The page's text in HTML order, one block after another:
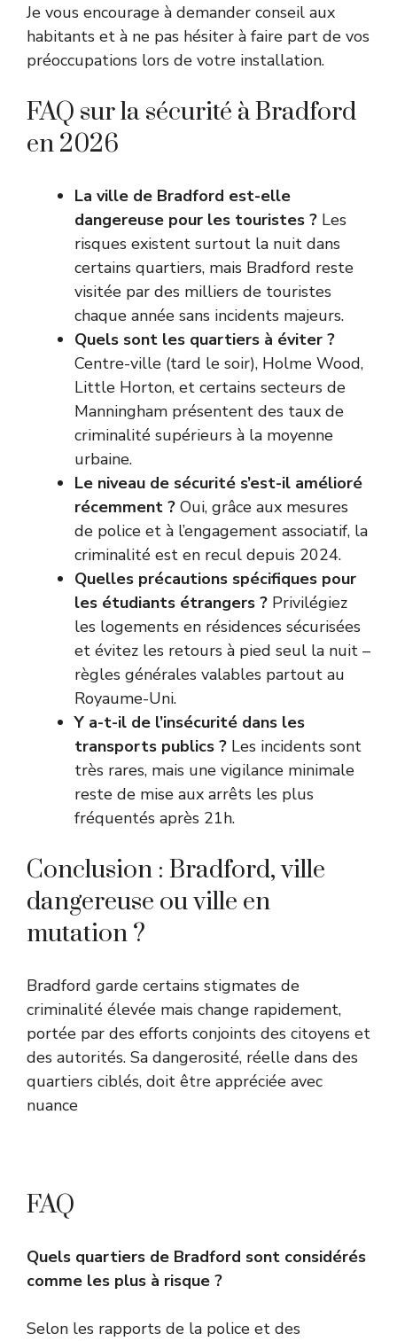
Je vous encourage à demander conseil aux
habitants et à ne pas hésiter à faire part de vos
préoccupations lors de votre installation.
FAQ sur la sécurité à Bradford
en 2026
La ville de Bradford est-elle
dangereuse pour les touristes ? Les
risques existent surtout la nuit dans
certains quartiers, mais Bradford reste
visitée par des milliers de touristes
chaque année sans incidents majeurs.
Quels sont les quartiers à éviter ?
Centre-ville (tard le soir), Holme Wood,
Little Horton, et certains secteurs de
Manningham présentent des taux de
criminalité supérieurs à la moyenne
urbaine.
Le niveau de sécurité s’est-il amélioré
récemment ? Oui, grâce aux mesures
de police et à l’engagement associatif, la
criminalité est en recul depuis 2024.
Quelles précautions spécifiques pour
les étudiants étrangers ? Privilégiez
les logements en résidences sécurisées
et évitez les retours à pied seul la nuit –
règles générales valables partout au
Royaume-Uni.
Y a-t-il de l’insécurité dans les
transports publics ? Les incidents sont
très rares, mais une vigilance minimale
reste de mise aux arrêts les plus
fréquentés après 21h.
Conclusion : Bradford, ville
dangereuse ou ville en
mutation ?
Bradford garde certains stigmates de
criminalité élevée mais change rapidement,
portée par des efforts conjoints des citoyens et
des autorités. Sa dangerosité, réelle dans des
quartiers ciblés, doit être appréciée avec
nuance
FAQ
Quels quartiers de Bradford sont considérés
comme les plus à risque ?
Selon les rapports de la police et des